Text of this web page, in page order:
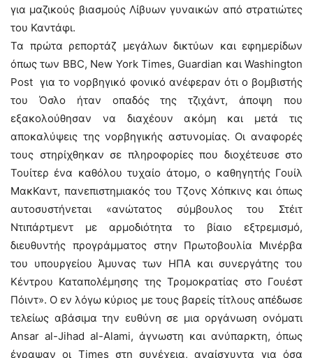
για μαζικούς βιασμούς Λίβυων γυναικών από στρατιώτες
του Καντάφι.
Τα πρώτα ρεπορτάζ μεγάλων δικτύων και εφημερίδων
όπως των BBC, New York Times, Guardian και Washington
Post για το νορβηγικό φονικό ανέφεραν ότι ο βομβιστής
του Όσλο ήταν οπαδός της τζιχάντ, άποψη που
εξακολούθησαν να διαχέουν ακόμη και μετά τις
αποκαλύψεις της νορβηγικής αστυνομίας. Οι αναφορές
τους στηρίχθηκαν σε πληροφορίες που διοχέτευσε στο
Τουίτερ ένα καθόλου τυχαίο άτομο, ο καθηγητής Γουίλ
ΜακΚαντ, πανεπιστημιακός του Τζονς Χόπκινς και όπως
αυτοσυστήνεται «ανώτατος σύμβουλος του Στέιτ
Ντιπάρτμεντ με αρμοδιότητα το βίαιο εξτρεμισμό,
διευθυντής προγράμματος στην Πρωτοβουλία Μινέρβα
του υπουργείου Άμυνας των ΗΠΑ και συνεργάτης του
Κέντρου Καταπολέμησης της Τρομοκρατίας στο Γουέστ
Πόιντ». Ο εν λόγω κύριος με τους βαρείς τίτλους απέδωσε
τελείως αβάσιμα την ευθύνη σε μια οργάνωση ονόματι
Ansar al-Jihad al-Alami, άγνωστη και ανύπαρκτη, όπως
έγραψαν οι Times στη συνέχεια, αναίσχυντα για όσα